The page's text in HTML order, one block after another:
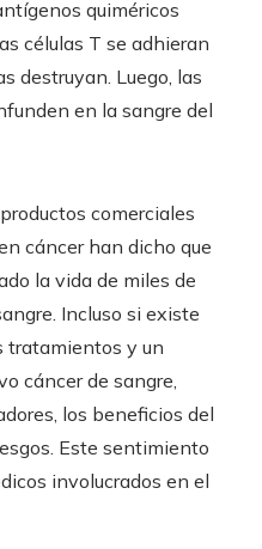
quiméricos
células T se adhieran
destruyan. Luego, las
en la sangre del
comerciales
cáncer han dicho que
la vida de miles de
Incluso si existe
tratamientos y un
cáncer de sangre,
los beneficios del
Este sentimiento
involucrados en el